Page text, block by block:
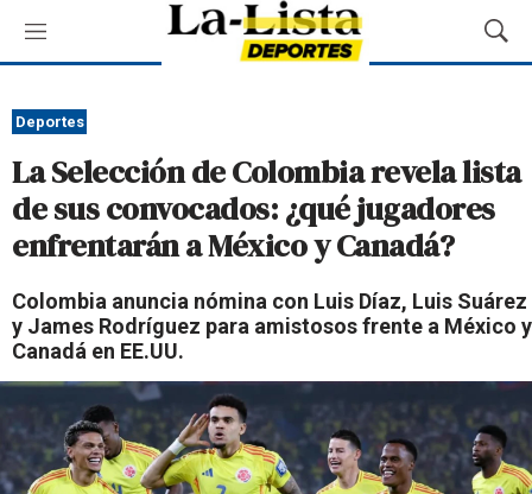
M
e
ú
M
o
a
r
B
q
u
e
a
Deportes
La Selección de Colombia revela lista
de sus convocados: ¿qué jugadores
enfrentarán a México y Canadá?
Colombia anuncia nómina con Luis Díaz, Luis Suárez
y James Rodríguez para amistosos frente a México y
Canadá en EE.UU.